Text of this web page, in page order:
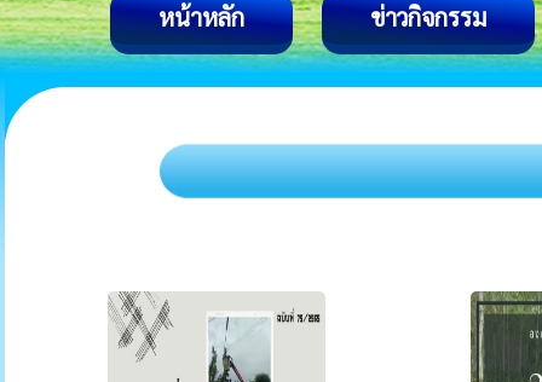
หน้าหลัก ข่าวกิจกรรม